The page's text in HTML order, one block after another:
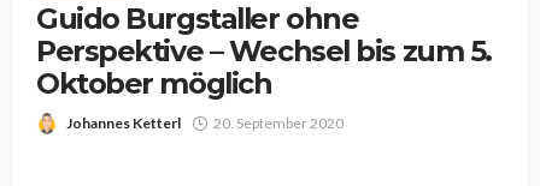
Guido Burgstaller ohne
Perspektive – Wechsel bis zum 5.
Oktober möglich
Johannes Ketterl 20. September 2020